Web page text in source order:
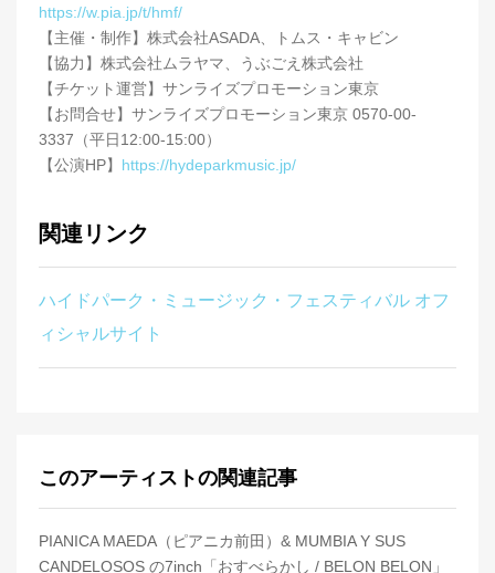
https://w.pia.jp/t/hmf/
【主催・制作】株式会社ASADA、トムス・キャビン
【協力】株式会社ムラヤマ、うぶごえ株式会社
【チケット運営】サンライズプロモーション東京
【お問合せ】サンライズプロモーション東京 0570-00-
3337（平日12:00-15:00）
【公演HP】 https://hydeparkmusic.jp/
関連リンク
ハイドパーク・ミュージック・フェスティバル オフ
ィシャルサイト
このアーティストの関連記事
PIANICA MAEDA（ピアニカ前田）& MUMBIA Y SUS
CANDELOSOS の7inch「おすべらかし / BELON BELON」